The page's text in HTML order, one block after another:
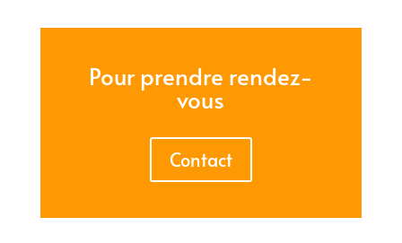
Pour prendre rendez-
vous
Contact